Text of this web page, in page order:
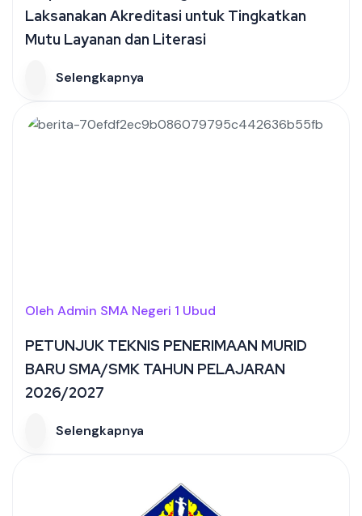
Laksanakan Akreditasi untuk Tingkatkan
Mutu Layanan dan Literasi
Selengkapnya
Oleh Admin SMA Negeri 1 Ubud
PETUNJUK TEKNIS PENERIMAAN MURID
BARU SMA/SMK TAHUN PELAJARAN
2026/2027
Selengkapnya